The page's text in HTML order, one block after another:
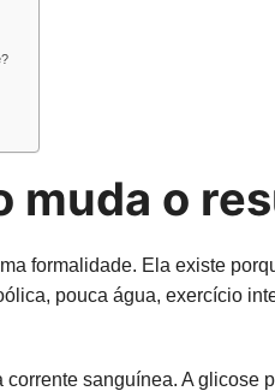
muda o
formalidade. Ela existe
pouca água, exercício
sanguínea. A